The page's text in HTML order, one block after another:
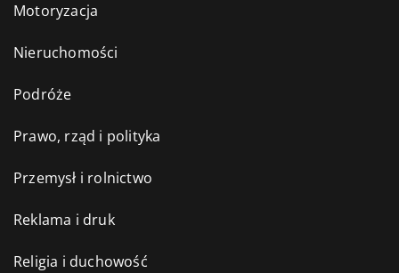
Motoryzacja
Nieruchomości
Podróże
Prawo, rząd i polityka
Przemysł i rolnictwo
Reklama i druk
Religia i duchowość